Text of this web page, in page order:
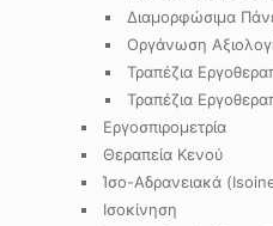
Διαμορφώσιμα
Οργάνωση
Τραπέζια
Τραπέζια
Εργοσπιρομετρία
Θεραπεία Κενού
Ίσο-Αδρανειακά
Ισοκίνηση